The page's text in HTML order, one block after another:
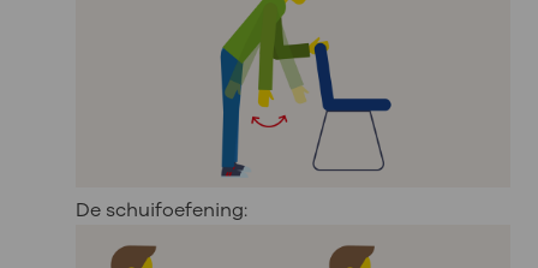
De schuifoefening: